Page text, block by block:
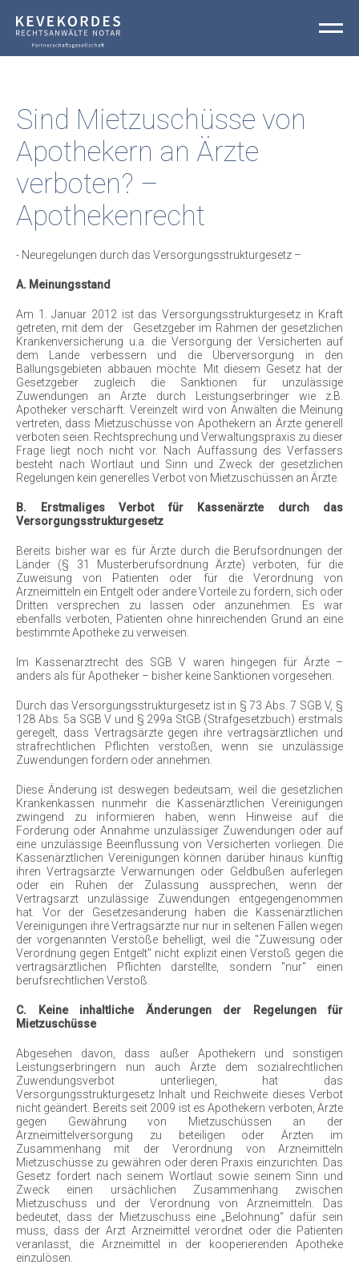
ARBEITSRECHT
FAMILIENRECHT
MIETVERTRÄGE
KAUFVERTRÄGE
TESTAMENTE UND VORSORGEVOLLMACHTEN
Sind Mietzuschüsse von
Apothekern an Ärzte
verboten? –
Apothekenrecht
- Neuregelungen durch das Versorgungsstrukturgesetz –
A. Meinungsstand
Am 1. Januar 2012 ist das Versorgungsstrukturgesetz in Kraft
getreten, mit dem der Gesetzgeber im Rahmen der gesetzlichen
Krankenversicherung u.a. die Versorgung der Versicherten auf
dem Lande verbessern und die Überversorgung in den
Ballungsgebieten abbauen möchte. Mit diesem Gesetz hat der
Gesetzgeber zugleich die Sanktionen für unzulässige
Zuwendungen an Ärzte durch Leistungserbringer wie z.B.
Apotheker verschärft. Vereinzelt wird von Anwälten die Meinung
vertreten, dass Mietzuschüsse von Apothekern an Ärzte generell
verboten seien. Rechtsprechung und Verwaltungspraxis zu dieser
Frage liegt noch nicht vor. Nach Auffassung des Verfassers
besteht nach Wortlaut und Sinn und Zweck der gesetzlichen
Regelungen kein generelles Verbot von Mietzuschüssen an Ärzte.
B. Erstmaliges Verbot für Kassenärzte durch das
Versorgungsstrukturgesetz
Bereits bisher war es für Ärzte durch die Berufsordnungen der
Länder (§ 31 Musterberufsordnung Ärzte) verboten, für die
Zuweisung von Patienten oder für die Verordnung von
Arzneimitteln ein Entgelt oder andere Vorteile zu fordern, sich oder
Dritten versprechen zu lassen oder anzunehmen. Es war
ebenfalls verboten, Patienten ohne hinreichenden Grund an eine
bestimmte Apotheke zu verweisen.
Im Kassenarztrecht des SGB V waren hingegen für Ärzte –
anders als für Apotheker – bisher keine Sanktionen vorgesehen.
Durch das Versorgungsstrukturgesetz ist in § 73 Abs. 7 SGB V, §
128 Abs. 5a SGB V und § 299a StGB (Strafgesetzbuch) erstmals
geregelt, dass Vertragsärzte gegen ihre vertragsärztlichen und
strafrechtlichen Pflichten verstoßen, wenn sie unzulässige
Zuwendungen fordern oder annehmen.
Diese Änderung ist deswegen bedeutsam, weil die gesetzlichen
Krankenkassen nunmehr die Kassenärztlichen Vereinigungen
zwingend zu informieren haben, wenn Hinweise auf die
Forderung oder Annahme unzulässiger Zuwendungen oder auf
eine unzulässige Beeinflussung von Versicherten vorliegen. Die
Kassenärztlichen Vereinigungen können darüber hinaus künftig
ihren Vertragsärzte Verwarnungen oder Geldbußen auferlegen
oder ein Ruhen der Zulassung aussprechen, wenn der
Vertragsarzt unzulässige Zuwendungen entgegengenommen
hat. Vor der Gesetzesänderung haben die Kassenärztlichen
Vereinigungen ihre Vertragsärzte nur nur in seltenen Fällen wegen
der vorgenannten Verstöße behelligt, weil die "Zuweisung oder
Verordnung gegen Entgelt" nicht explizit einen Verstoß gegen die
vertragsärztlichen Pflichten darstellte, sondern "nur" einen
berufsrechtlichen Verstoß.
C. Keine inhaltliche Änderungen der Regelungen für
Mietzuschüsse
Abgesehen davon, dass außer Apothekern und sonstigen
Leistungserbringern nun auch Ärzte dem sozialrechtlichen
Zuwendungsverbot unterliegen, hat das
Versorgungsstrukturgesetz Inhalt und Reichweite dieses Verbot
nicht geändert. Bereits seit 2009 ist es Apothekern verboten, Ärzte
gegen Gewährung von Mietzuschüssen an der
Arzneimittelversorgung zu beteiligen oder Ärzten im
Zusammenhang mit der Verordnung von Arzneimitteln
Mietzuschüsse zu gewähren oder deren Praxis einzurichten. Das
Gesetz fordert nach seinem Wortlaut sowie seinem Sinn und
Zweck einen ursächlichen Zusammenhang zwischen
Mietzuschuss und der Verordnung von Arzneimitteln. Das
bedeutet, dass der Mietzuschuss eine „Belohnung“ dafür sein
muss, dass der Arzt Arzneimittel verordnet oder die Patienten
veranlasst, die Arzneimittel in der kooperierenden Apotheke
einzulösen.